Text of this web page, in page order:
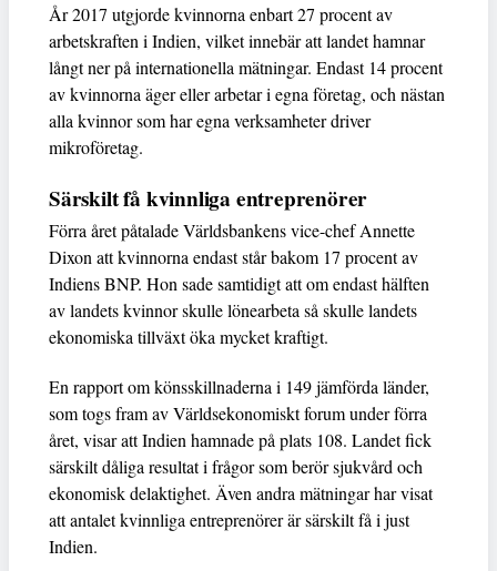
År 2017 utgjorde kvinnorna enbart 27 procent av
arbetskraften i Indien, vilket innebär att landet hamnar
långt ner på internationella mätningar. Endast 14 procent
av kvinnorna äger eller arbetar i egna företag, och nästan
alla kvinnor som har egna verksamheter driver
mikroföretag.
Särskilt få kvinnliga entreprenörer
Förra året påtalade Världsbankens vice-chef Annette
Dixon att kvinnorna endast står bakom 17 procent av
Indiens BNP. Hon sade samtidigt att om endast hälften
av landets kvinnor skulle lönearbeta så skulle landets
ekonomiska tillväxt öka mycket kraftigt.
En rapport om könsskillnaderna i 149 jämförda länder,
som togs fram av Världsekonomiskt forum under förra
året, visar att Indien hamnade på plats 108. Landet fick
särskilt dåliga resultat i frågor som berör sjukvård och
ekonomisk delaktighet. Även andra mätningar har visat
att antalet kvinnliga entreprenörer är särskilt få i just
Indien.